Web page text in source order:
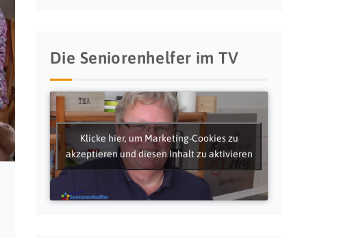
Die Seniorenhelfer im TV
Klicke hier, um Marketing-Cookies zu
akzeptieren und diesen Inhalt zu aktivieren